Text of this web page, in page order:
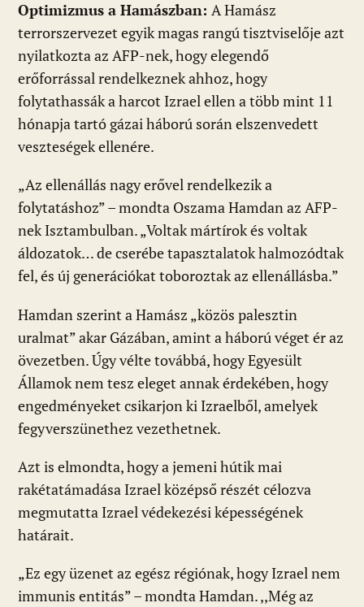
Optimizmus a Hamászban: A Hamász
terrorszervezet egyik magas rangú tisztviselője azt
nyilatkozta az AFP-nek, hogy elegendő
erőforrással rendelkeznek ahhoz, hogy
folytathassák a harcot Izrael ellen a több mint 11
hónapja tartó gázai háború során elszenvedett
veszteségek ellenére.
„Az ellenállás nagy erővel rendelkezik a
folytatáshoz” – mondta Oszama Hamdan az AFP-
nek Isztambulban. „Voltak mártírok és voltak
áldozatok… de cserébe tapasztalatok halmozódtak
fel, és új generációkat toboroztak az ellenállásba.”
Hamdan szerint a Hamász „közös palesztin
uralmat” akar Gázában, amint a háború véget ér az
övezetben. Úgy vélte továbbá, hogy Egyesült
Államok nem tesz eleget annak érdekében, hogy
engedményeket csikarjon ki Izraelből, amelyek
fegyverszünethez vezethetnek.
Azt is elmondta, hogy a jemeni hútik mai
rakétatámadása Izrael középső részét célozva
megmutatta Izrael védekezési képességének
határait.
„Ez egy üzenet az egész régiónak, hogy Izrael nem
immunis entitás” – mondta Hamdan. ,,Még az